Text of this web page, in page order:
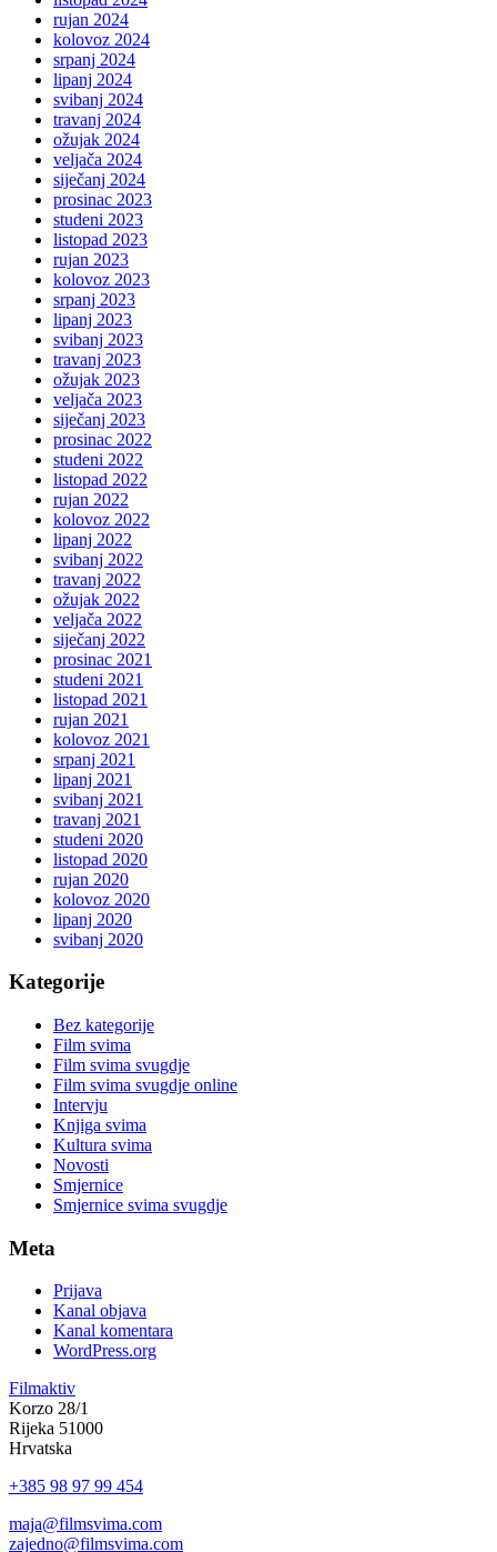
rujan 2024
kolovoz 2024
srpanj 2024
lipanj 2024
svibanj 2024
travanj 2024
ožujak 2024
veljača 2024
siječanj 2024
prosinac 2023
studeni 2023
listopad 2023
rujan 2023
kolovoz 2023
srpanj 2023
lipanj 2023
svibanj 2023
travanj 2023
ožujak 2023
veljača 2023
siječanj 2023
prosinac 2022
studeni 2022
listopad 2022
rujan 2022
kolovoz 2022
lipanj 2022
svibanj 2022
travanj 2022
ožujak 2022
veljača 2022
siječanj 2022
prosinac 2021
studeni 2021
listopad 2021
rujan 2021
kolovoz 2021
srpanj 2021
lipanj 2021
svibanj 2021
travanj 2021
studeni 2020
listopad 2020
rujan 2020
kolovoz 2020
lipanj 2020
svibanj 2020
Kategorije
Bez kategorije
Film svima
Film svima svugdje
Film svima svugdje online
Intervju
Knjiga svima
Kultura svima
Novosti
Smjernice
Smjernice svima svugdje
Meta
Prijava
Kanal objava
Kanal komentara
WordPress.org
Filmaktiv
Korzo 28/1
Rijeka 51000
Hrvatska
+385 98 97 99 454
maja@filmsvima.com
zajedno@filmsvima.com